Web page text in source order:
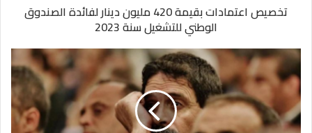
تخصيص اعتمادات بقيمة 420 مليون دينار لفائدة الصندوق
الوطني للتشغيل سنة 2023